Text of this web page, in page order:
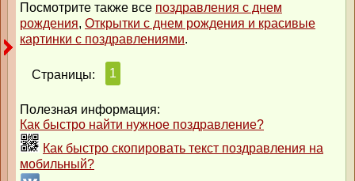
Посмотрите также все поздравления с днем
рождения, Открытки с днем рождения и красивые
картинки с поздравлениями.
Страницы: 1
Полезная информация:
Как быстро найти нужное поздравление?
Как быстро скопировать текст поздравления на
мобильный?